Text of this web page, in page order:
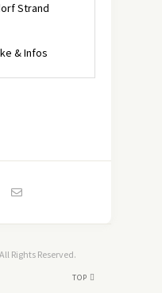
Strand
& Infos
Rights Reserved.
TOP